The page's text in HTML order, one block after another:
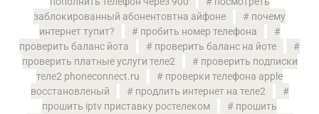
заблокированный абонентовтна айфоне
почему
интернет тупит?
пробить номер телефона
проверить баланс йота
проверить баланс на йоте
проверить платные услуги теле2
проверить подписки
теле2 phoneconnect.ru
проверки телефона apple
восстановленый
продлить интернет на теле2
прошить iptv приставку ростелеком
прошить